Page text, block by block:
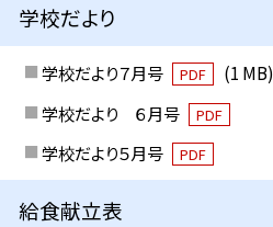
学校だより
学校だより７月号 PDF
(1 MB)
学校だより ６月号
PDF
学校だより５月号 PDF
給食献立表